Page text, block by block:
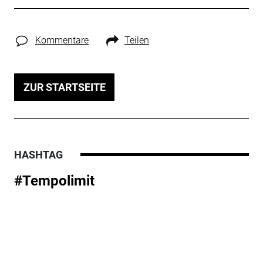
Kommentare Teilen
ZUR STARTSEITE
HASHTAG
#Tempolimit